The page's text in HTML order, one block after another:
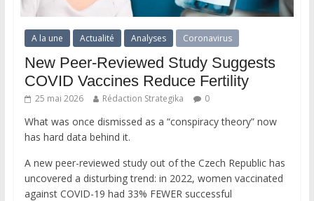
A la une Actualité Analyses Coronavirus
New Peer-Reviewed Study Suggests
COVID Vaccines Reduce Fertility
25 mai 2026 Rédaction Strategika 0
What was once dismissed as a “conspiracy theory” now
has hard data behind it.
A new peer-reviewed study out of the Czech Republic has
uncovered a disturbing trend: in 2022, women vaccinated
against COVID-19 had 33% FEWER successful